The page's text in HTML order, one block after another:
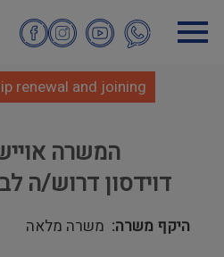
renewal and joining
דוידסון דרוש/ה
היקף משרה משרה מלאה